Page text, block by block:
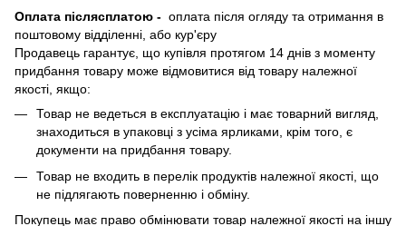
Оплата післясплатою - оплата після огляду та отримання в
поштовому відділенні, або кур'єру
Продавець гарантує, що купівля протягом 14 днів з моменту
придбання товару може відмовитися від товару належної
якості, якщо:
Товар не ведеться в експлуатацію і має товарний вигляд,
знаходиться в упаковці з усіма ярликами, крім того, є
документи на придбання товару.
Товар не входить в перелік продуктів належної якості, що
не підлягають поверненню і обміну.
Покупець має право обмінювати товар належної якості на іншу